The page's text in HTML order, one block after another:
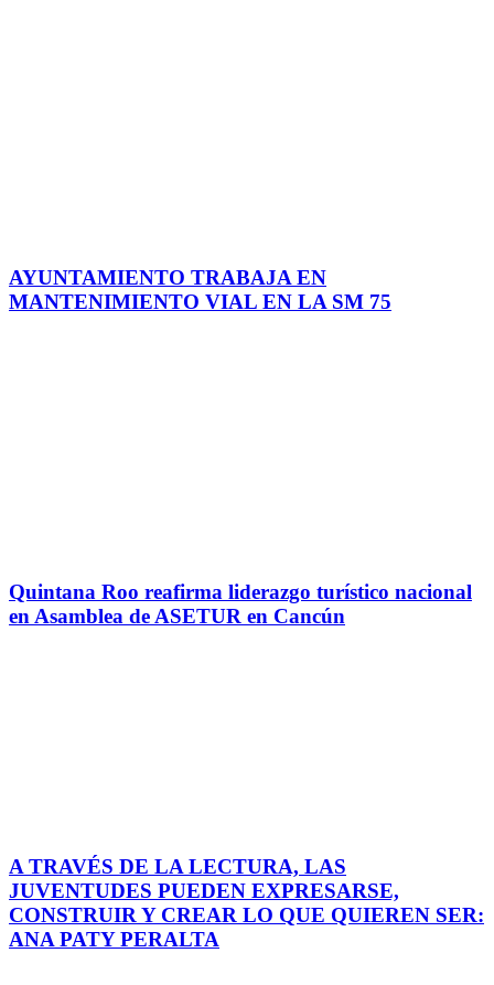
AYUNTAMIENTO TRABAJA EN
MANTENIMIENTO VIAL EN LA SM 75
Quintana Roo reafirma liderazgo turístico nacional
en Asamblea de ASETUR en Cancún
A TRAVÉS DE LA LECTURA, LAS
JUVENTUDES PUEDEN EXPRESARSE,
CONSTRUIR Y CREAR LO QUE QUIEREN SER:
ANA PATY PERALTA